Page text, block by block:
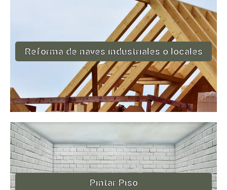
Reforma de naves industriales o locales
Pintar Piso